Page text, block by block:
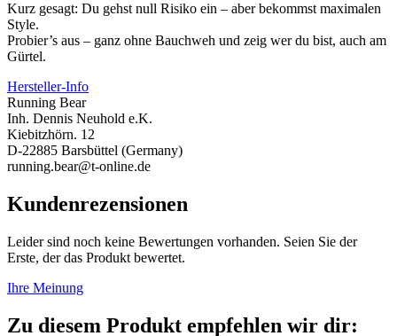
Kurz gesagt: Du gehst null Risiko ein – aber bekommst maximalen
Style.
Probier’s aus – ganz ohne Bauchweh und zeig wer du bist, auch am
Gürtel.
Hersteller-Info
Running Bear
Inh. Dennis Neuhold e.K.
Kiebitzhörn. 12
D-22885 Barsbüttel (Germany)
running.bear@t-online.de
Kundenrezensionen
Leider sind noch keine Bewertungen vorhanden. Seien Sie der
Erste, der das Produkt bewertet.
Ihre Meinung
Zu diesem Produkt empfehlen wir dir: